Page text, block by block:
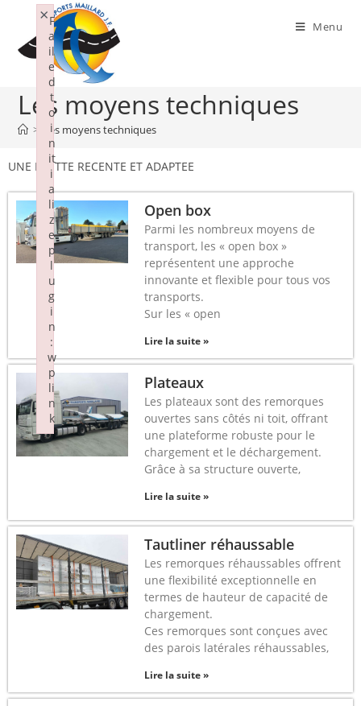
Menu
Les moyens techniques
> Les moyens techniques
UNE FLOTTE RECENTE ET ADAPTEE
Open box
Parmi les nombreux moyens de
transport, les « open box »
représentent une approche
innovante et flexible pour tous vos
transports.
Sur les « open
Lire la suite »
Plateaux
Les plateaux sont des remorques
ouvertes sans côtés ni toit, offrant
une plateforme robuste pour le
chargement et le déchargement.
Grâce à sa structure ouverte,
Lire la suite »
Tautliner réhaussable
Les remorques réhaussables offrent
une flexibilité exceptionnelle en
termes de hauteur de capacité de
chargement.
Ces remorques sont conçues avec
des parois latérales réhaussables,
Lire la suite »
F
a
il
e
d
t
o
i
n
it
i
a
li
z
e
p
l
u
g
i
n
:
w
p
li
n
k
×
Failed to initialize plugin: wplink